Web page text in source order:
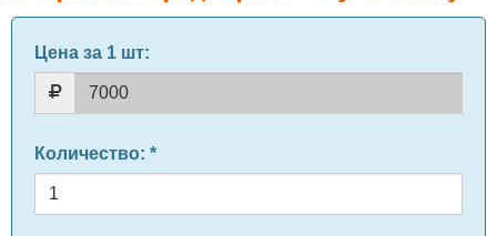
Цена за 1 шт:
Количество: *